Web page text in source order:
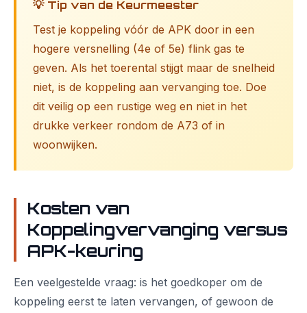
💡 Tip van de Keurmeester
Test je koppeling vóór de APK door in een
hogere versnelling (4e of 5e) flink gas te
geven. Als het toerental stijgt maar de snelheid
niet, is de koppeling aan vervanging toe. Doe
dit veilig op een rustige weg en niet in het
drukke verkeer rondom de A73 of in
woonwijken.
Kosten van
Koppelingvervanging versus
APK-keuring
Een veelgestelde vraag: is het goedkoper om de
koppeling eerst te laten vervangen, of gewoon de